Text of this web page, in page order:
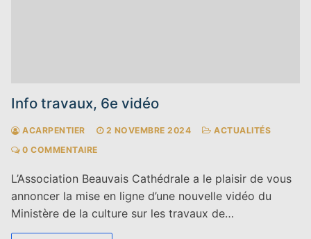
Info travaux, 6e vidéo
ACARPENTIER 2 NOVEMBRE 2024
ACTUALITÉS
0 COMMENTAIRE
L’Association Beauvais Cathédrale a le plaisir de vous
annoncer la mise en ligne d’une nouvelle vidéo du
Ministère de la culture sur les travaux de…